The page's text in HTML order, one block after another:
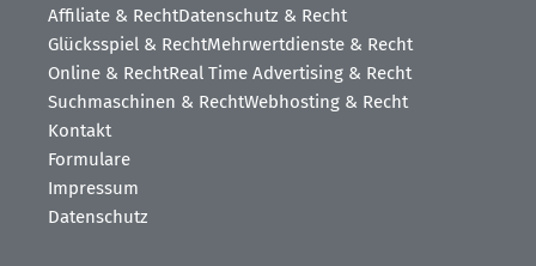
Affiliate & RechtDatenschutz & Recht
Glücksspiel & RechtMehrwertdienste & Recht
Online & RechtReal Time Advertising & Recht
Suchmaschinen & RechtWebhosting & Recht
Kontakt
Formulare
Impressum
Datenschutz